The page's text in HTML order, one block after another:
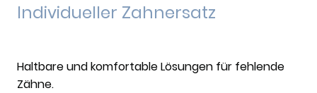
Individueller Zahnersatz
Haltbare und komfortable Lösungen für fehlende
Zähne.